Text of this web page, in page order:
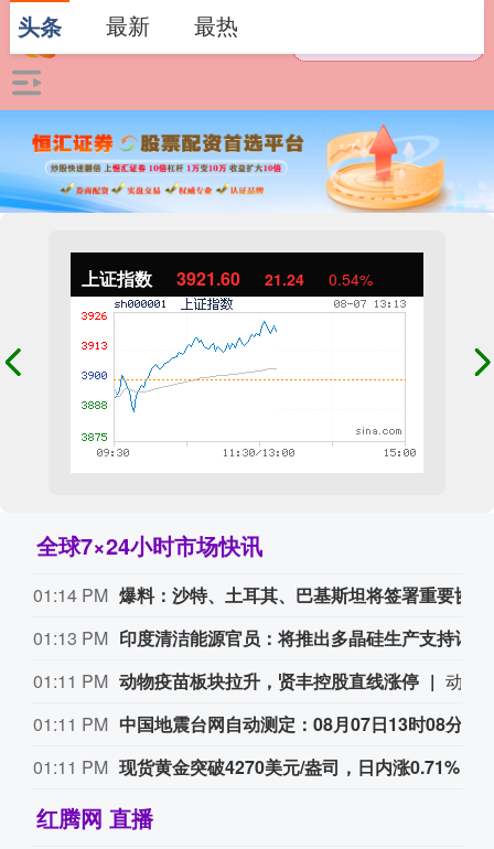
上证指数 3921.60 21.24 0.54%
全球7×24小时市场快讯
01:14 PM
01:13 PM
01:11 PM 动物疫苗板块拉升，贤丰控股直线涨停
01:11 PM
01:11 PM
现货黄金突破4270美元/盎司，日内涨0.71%。
红腾网 直播
头条 最新 最热